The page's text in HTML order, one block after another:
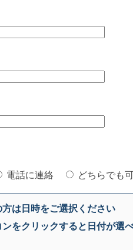
電話に連絡 どちらでも
は日時をご選択ください
をクリックすると日付が選べ